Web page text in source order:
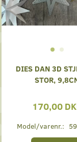
DIES DAN 3D
STOR,
170,00
Model/varenr.: